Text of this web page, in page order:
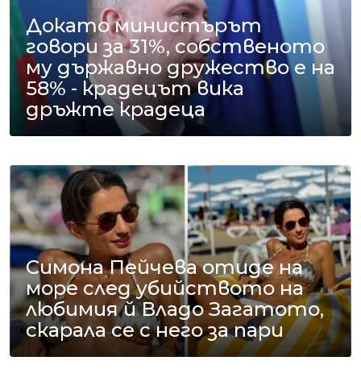
Докато министърът
говори за 31%, собственото
му държавно дружество е на
58% - крадецът вика
дръжте крадеца
Симона Пейчева отиде на
море след убийството на
любимия й Владо Загатото,
скарала се с него за пари